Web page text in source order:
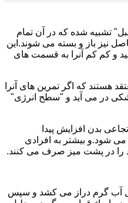
تشبیه شده که در آن تمام
نیز باز و بسته می شوند.این
و کم کم آنرا به قسمت های
هستند که اگر تمرین های آنرا
در می آید و "سطح انرژی"
بدن افزایش پیدا
شود.و بیشتر به افرادی
را در پشت میز صرف می کنند.
آب گرم دراز می کشد و سپس